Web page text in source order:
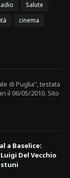
Salute
cinema
di Puglia", testata
il 06/05/2010. Sito
a Baselice:
Del Vecchio